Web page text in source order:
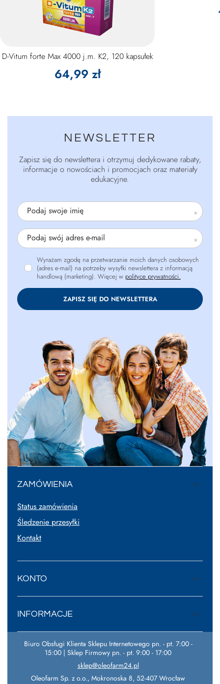
D-Vitum forte Max 4000 j.m. K2, 120 kapsułek
64,99 zł
NEWSLETTER
Zapisz się do newslettera i otrzymuj dedykowane rabaty,
informacje o nowościach i promocjach oraz materiały
edukacyjne.
Podaj swoje imię
Podaj swój adres e-mail
Wyrażam zgodę na przetwarzanie moich danych osobowych
(adres e-mail) na potrzeby wysyłki newslettera z informacją
handlową (marketing). Więcej w polityce prywatności.
ZAPISZ SIĘ DO NEWSLETTERA
ZAMÓWIENIA
Status zamówienia
Śledzenie przesyłki
Kontakt
KONTO
INFORMACJE
Biuro Obsługi Klienta Sklepu Internetowego pn. - pt. 7:00 -
15:00 | Sklep Firmowy pn. - pt. 9:00 - 17:00
sklep@oleofarm24.pl
Oleofarm Sp. z o.o., Mokronoska 8, 52-407 Wrocław